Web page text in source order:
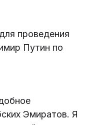
проведения
Путин по
Эмиратов. Я